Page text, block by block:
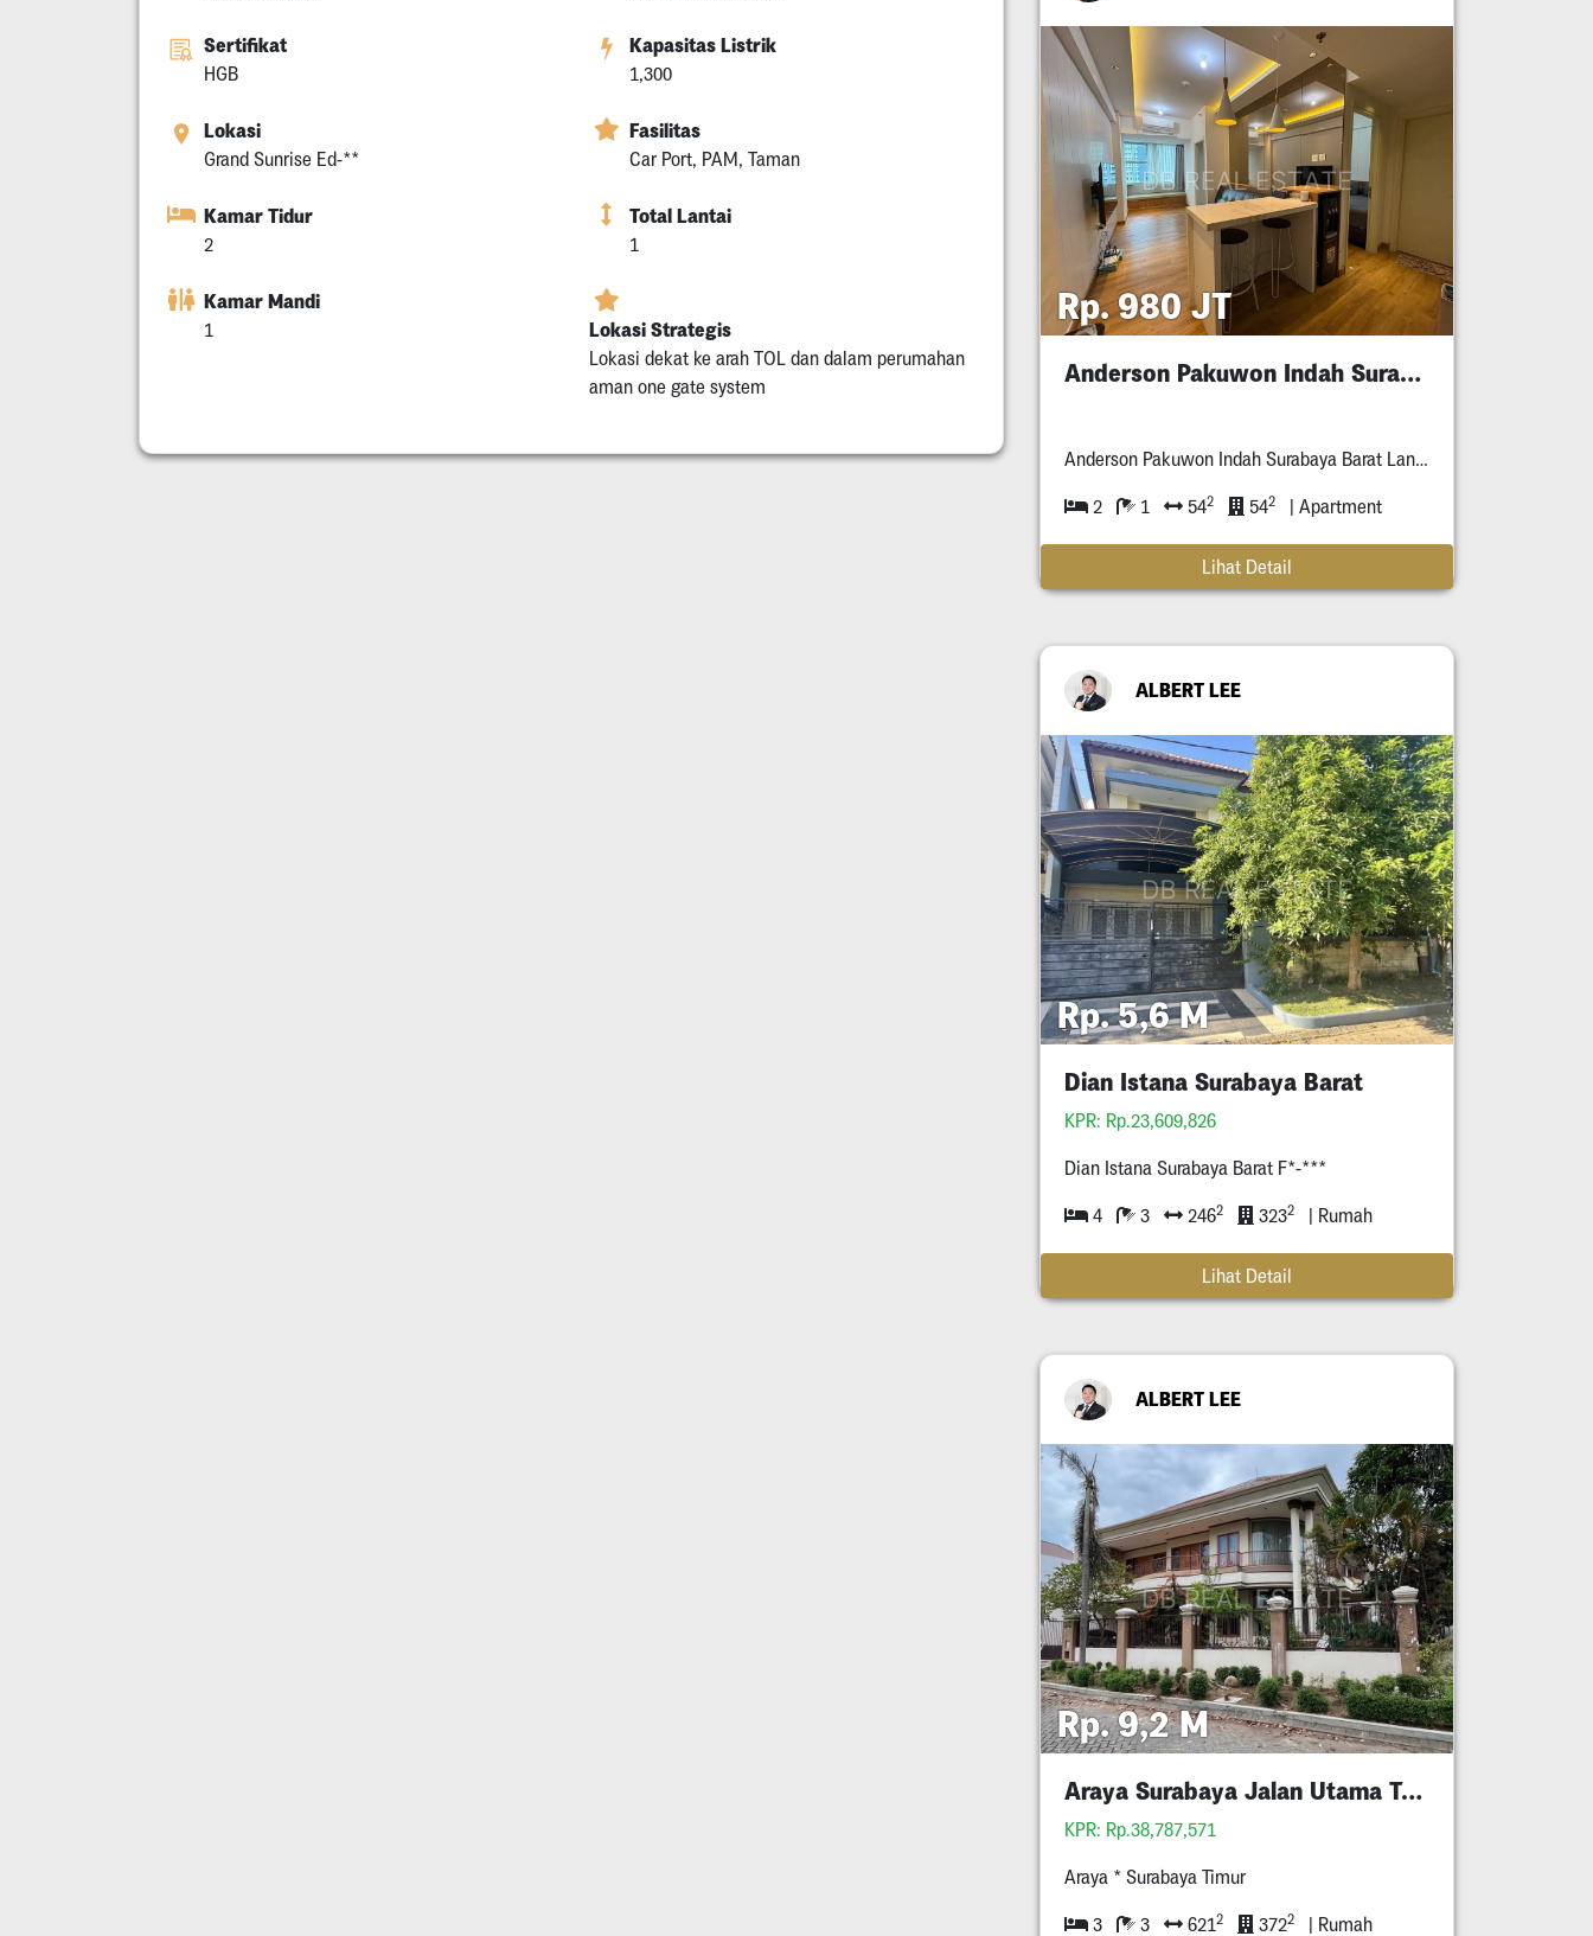
Sertifikat
HGB
Kapasitas Listrik
1,300
Lokasi
Grand Sunrise Ed-**
Fasilitas
Car Port, PAM, Taman
Kamar Tidur
2
Total Lantai
1
Kamar Mandi
1 Lokasi Strategis
Lokasi dekat ke arah TOL dan dalam perumahan
aman one gate system
Rp. 980 JT
Anderson Pakuwon Indah Surabaya Murah
Anderson Pakuwon Indah Surabaya Barat Lantai **
2 1 542 542 | Apartment
Lihat Detail
ALBERT LEE
Rp. 5,6 M
Dian Istana Surabaya Barat
KPR: Rp.23,609,826
Dian Istana Surabaya Barat F*-***
4 3 2462 3232 | Rumah
Lihat Detail
ALBERT LEE
Rp. 9,2 M
Araya Surabaya Jalan Utama Termurah
KPR: Rp.38,787,571
Araya * Surabaya Timur
3 3 6212 3722 | Rumah